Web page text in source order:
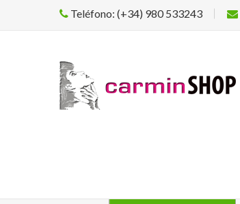
Teléfono: (+34) 980 533243